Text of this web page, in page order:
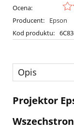
Ocena:
Producent:
Epson
Kod produktu:
Opis
Projektor